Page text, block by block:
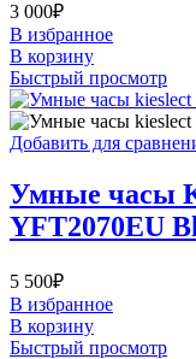
3 000₽
В избранное
В корзину
Быстрый просмотр
Добавить для
Умные часы
YFT2070EU
5 500₽
В избранное
В корзину
Быстрый просмотр